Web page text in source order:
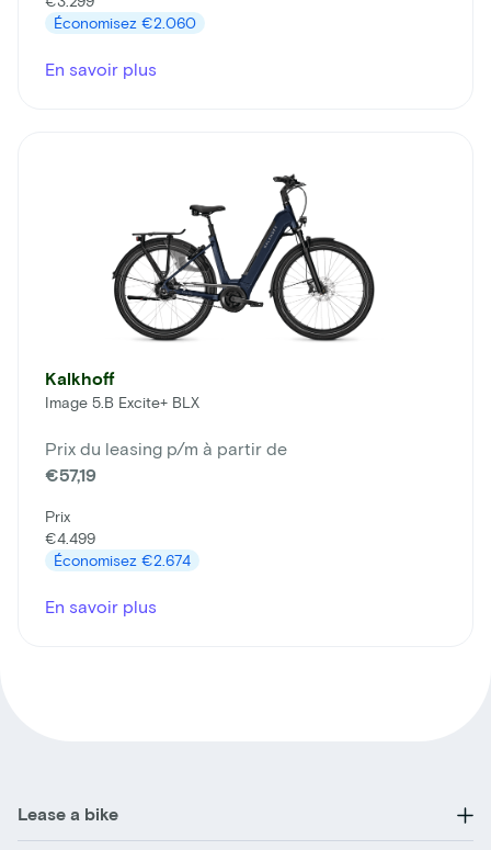
Économisez €2.060
En savoir plus
Kalkhoff
Image 5.B Excite+ BLX
Prix du leasing p/m à partir de
€57,19
Prix
€4.499
Économisez €2.674
En savoir plus
Lease a bike